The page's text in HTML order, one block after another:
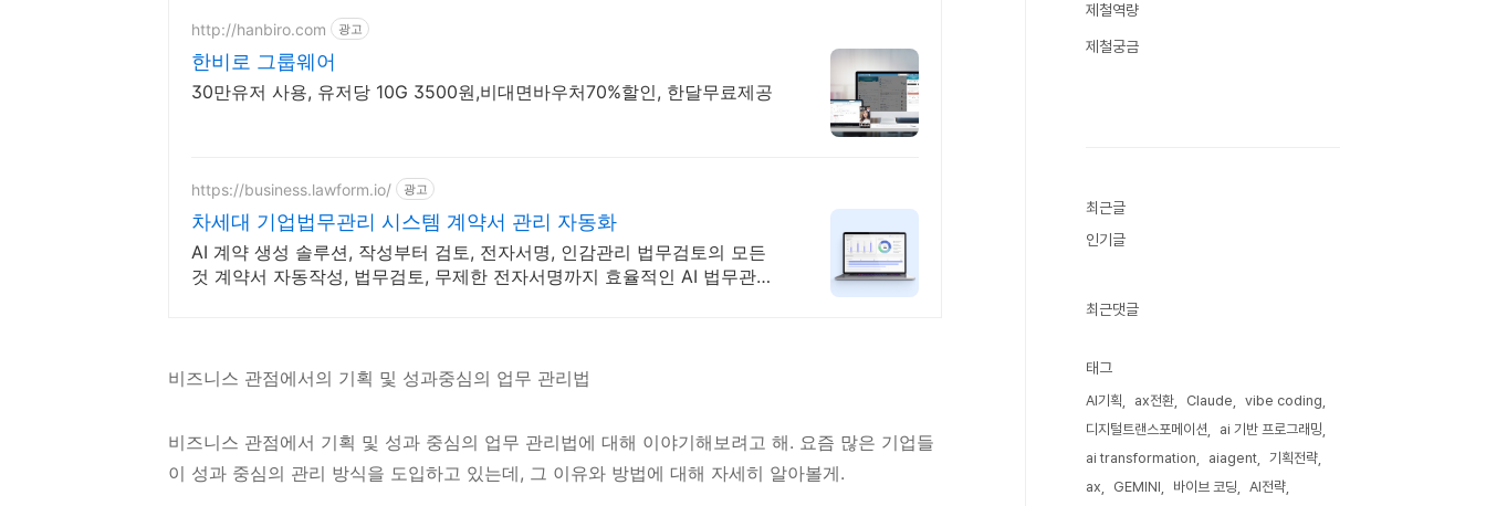
http://hanbiro.com 광고
한비로 그룹웨어
30만유저 사용, 유저당 10G 3500원,비대면바우처70%할인, 한달무료제공
https://business.lawform.io/ 광고
차세대 기업법무관리 시스템 계약서 관리 자동화
AI 계약 생성 솔루션, 작성부터 검토, 전자서명, 인감관리 법무검토의 모든
것 계약서 자동작성, 법무검토, 무제한 전자서명까지 효율적인 AI 법무관리
비즈니스 관점에서의 기획 및 성과중심의 업무 관리법
비즈니스 관점에서 기획 및 성과 중심의 업무 관리법에 대해 이야기해보려고 해. 요즘 많은 기업들
이 성과 중심의 관리 방식을 도입하고 있는데, 그 이유와 방법에 대해 자세히 알아볼게.
제철역량
제철궁금
최근글
인기글
최근댓글
태그
AI기획 ax전환 Claude
vibe coding
디지털트랜스포메이션
ai 기반 프로그래밍
ai transformation
aiagent
기획전략
ax
GEMINI 바이브 코딩
AI전략